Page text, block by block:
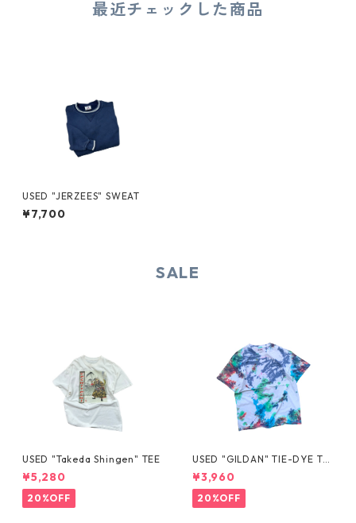
最近チェックした商品
USED "JERZEES" SWEAT
¥7,700
SALE
USED "Takeda Shingen" TEE
¥5,280
20%OFF
USED "GILDAN" TIE-DYE TE
E
¥3,960
20%OFF